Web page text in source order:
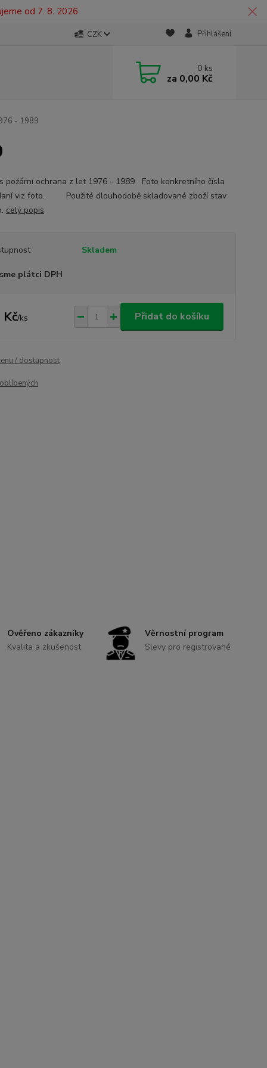
od 7. 8. 2026
CZK Přihlášení
0 ks
za 0,00 Kč
- 1989
požární ochrana z let 1976 - 1989 Foto konkretního čísla
viz foto. Použité dlouhodobě skladované zboží stav
celý popis
Skladem
plátci DPH
Kč/ks Přidat do košíku
/ dostupnost
Ověřeno zákazníky
Kvalita a zkušenost
Věrnostní program
Slevy pro registrované